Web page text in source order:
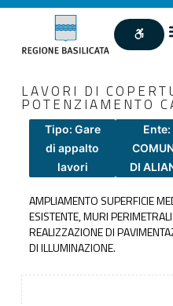
LAVORI DI
POTENZIAMENTO
Tipo: Gare
di appalto
lavori
Ente:
DI
AMPLIAMENTO SUPERFICIE
ESISTENTE, MURI
REALIZZAZIONE DI
DI ILLUMINAZIONE.